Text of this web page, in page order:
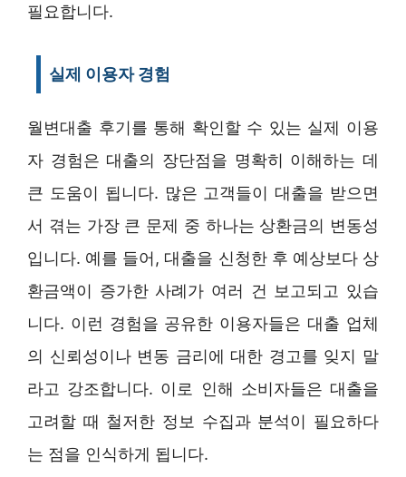
필요합니다.
실제 이용자 경험
월변대출 후기를 통해 확인할 수 있는 실제 이용
자 경험은 대출의 장단점을 명확히 이해하는 데
큰 도움이 됩니다. 많은 고객들이 대출을 받으면
서 겪는 가장 큰 문제 중 하나는 상환금의 변동성
입니다. 예를 들어, 대출을 신청한 후 예상보다 상
환금액이 증가한 사례가 여러 건 보고되고 있습
니다. 이런 경험을 공유한 이용자들은 대출 업체
의 신뢰성이나 변동 금리에 대한 경고를 잊지 말
라고 강조합니다. 이로 인해 소비자들은 대출을
고려할 때 철저한 정보 수집과 분석이 필요하다
는 점을 인식하게 됩니다.